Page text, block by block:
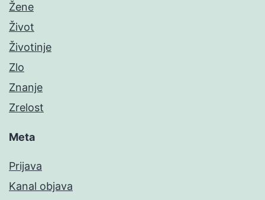
Žene
Život
Životinje
Zlo
Znanje
Zrelost
Meta
Prijava
Kanal objava